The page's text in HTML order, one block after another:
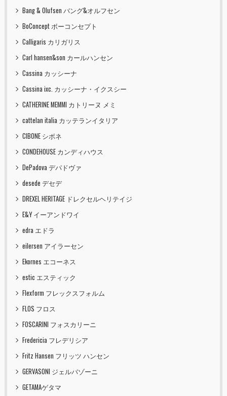
Bang & Olufsen バング&オルフセン
BoConcept ボーコンセプト
Calligaris カリガリス
Carl hansen&son カールハンセン
Cassina カッシーナ
Cassina ixc. カッシーナ・イクスシー
CATHERINE MEMMI カトリーヌ メミ
cattelan italia カッテランイタリア
CIBONE シボネ
CONDEHOUSE カンディハウス
DePadova デパドヴァ
desede デセデ
DREXEL HERITAGE ドレクセルヘリテイジ
E&Y イーアンドワイ
edra エドラ
eilersen アイラーセン
Ekornes エコーネス
estic エスティック
Flexform フレックスフォルム
FLOS フロス
FOSCARINI フォスカリーニ
Fredericia フレデリシア
Fritz Hansen フリッツ ハンセン
GERVASONI ジェルバゾーニ
GETAMAゲタマ